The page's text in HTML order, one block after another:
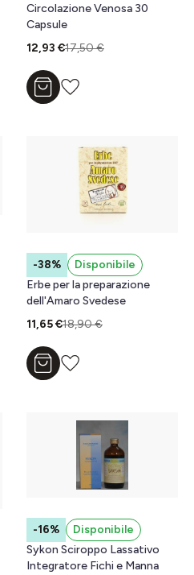
Circolazione Venosa 30
Capsule
12,93 €17,50 €
Aggiungi al carrello
-38%
Disponibile
Erbe per la preparazione
dell'Amaro Svedese
11,65 €18,90 €
Aggiungi al carrello
-16%
Disponibile
Sykon Sciroppo Lassativo
Integratore Fichi e Manna